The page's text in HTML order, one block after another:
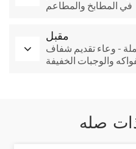
في المطابخ والمطاعم
مقبل
- وعاء تقديم شفاف
والوجبات الخفيفة
صله